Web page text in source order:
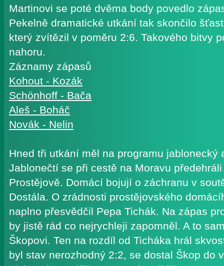
Martinovi se poté dvěma body povedlo
Pekelně dramatické utkání tak skončilo
který zvítězil v poměru 2:6. Takového bitvy
nahoru.
Záznamy zápasů
Kohout - Kozák
Schönhoff - Bača
Aleš - Boháč
Novák - Nelin
Hned tři utkání měl na programu jablonecký
Jablonečtí se při cestě na Moravu
Prostějově. Domácí bojují o záchranu v
Dostála. O zrádnosti prostějovského
naplno přesvědčil Pepa Tichák. Na zápas
by jistě rád co nejrychleji zapomněl. A to
Škopovi. Ten na rozdíl od Ticháka hrál
byl stav nerozhodný 2:2, se dostal Škop do